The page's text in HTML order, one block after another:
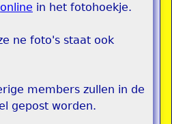
online in het fotohoekje.
ne foto's staat ook
members zullen in de
gepost worden.